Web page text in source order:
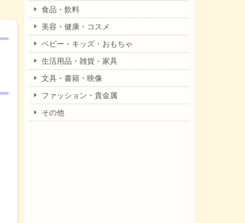
食品・飲料
美容・健康・コスメ
ベビー・キッズ・おもちゃ
生活用品・雑貨・家具
文具・書籍・映像
ファッション・貴金属
その他